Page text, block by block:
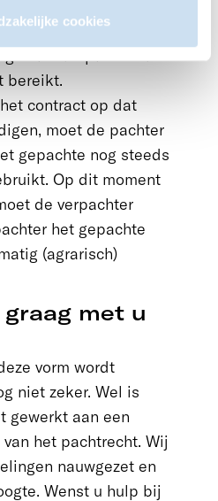
cookies
om een
bereikt.
contract op dat
moet de pachter
gepachte nog steeds
Op dit moment
de verpachter
het gepachte
(agrarisch)
met u
vorm wordt
niet zeker. Wel is
gewerkt aan een
het pachtrecht. Wij
nauwgezet en
Wenst u hulp bij